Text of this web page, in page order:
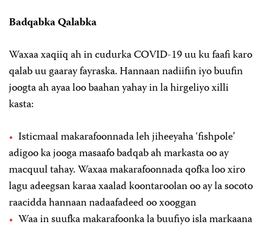
Badqabka Qalabka
Waxaa xaqiiq ah in cudurka COVID-19 uu ku faafi karo
qalab uu gaaray fayraska. Hannaan nadiifin iyo buufin
joogta ah ayaa loo baahan yahay in la hirgeliyo xilli
kasta:
Isticmaal makarafoonnada leh jiheeyaha ‘fishpole’
adigoo ka jooga masaafo badqab ah markasta oo ay
macquul tahay. Waxaa makarafoonnada qofka loo xiro
lagu adeegsan karaa xaalad koontaroolan oo ay la socoto
raacidda hannaan nadaafadeed oo xooggan
Waa in suufka makarafoonka la buufiyo isla markaana